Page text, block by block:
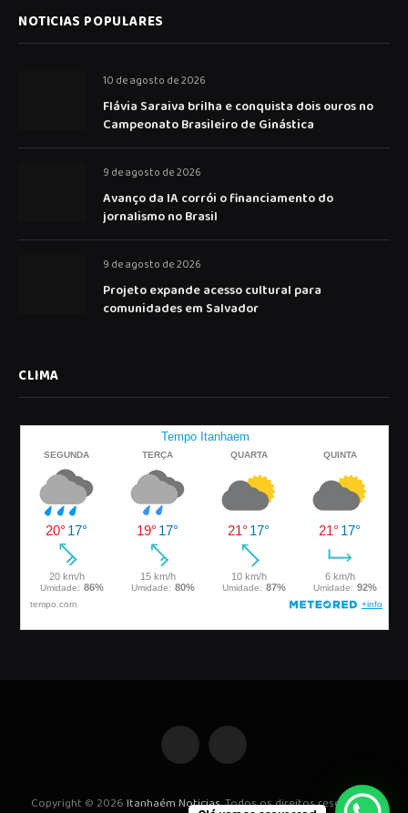
NOTICIAS POPULARES
10 de agosto de 2026
Flávia Saraiva brilha e conquista dois ouros no
Campeonato Brasileiro de Ginástica
9 de agosto de 2026
Avanço da IA corrói o financiamento do
jornalismo no Brasil
9 de agosto de 2026
Projeto expande acesso cultural para
comunidades em Salvador
CLIMA
Facebook Instagram
Copyright © 2026Itanhaém Noticias. Todos os direitos reservados.